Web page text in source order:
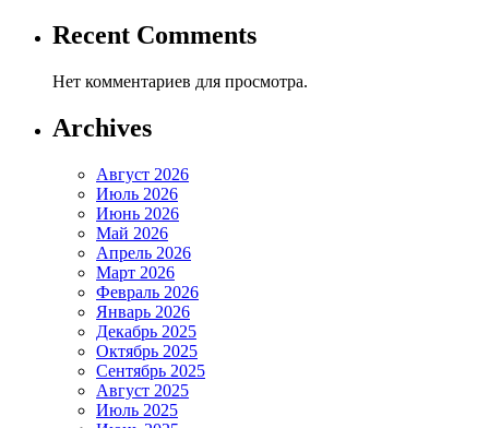
Recent Comments
Нет комментариев для просмотра.
Archives
Август 2026
Июль 2026
Июнь 2026
Май 2026
Апрель 2026
Март 2026
Февраль 2026
Январь 2026
Декабрь 2025
Октябрь 2025
Сентябрь 2025
Август 2025
Июль 2025